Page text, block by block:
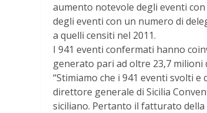
aumento notevole degli eventi
degli eventi con un numero di
a quelli censiti nel 2011.
I 941 eventi confermati hanno
generato pari ad oltre 23,7 milioni
“Stimiamo che i 941 eventi svolti
direttore generale di Sicilia
siciliano. Pertanto il fatturato della